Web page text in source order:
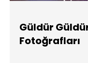
Güldür
Fotoğrafları